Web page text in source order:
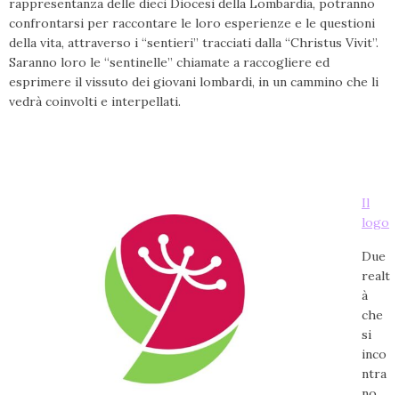
rappresentanza delle dieci Diocesi della Lombardia, potranno
confrontarsi per raccontare le loro esperienze e le questioni
della vita, attraverso i “sentieri” tracciati dalla “Christus Vivit”.
Saranno loro le “sentinelle” chiamate a raccogliere ed
esprimere il vissuto dei giovani lombardi, in un cammino che li
vedrà coinvolti e interpellati.
Il
logo
Due
realt
à
che
si
inco
ntra